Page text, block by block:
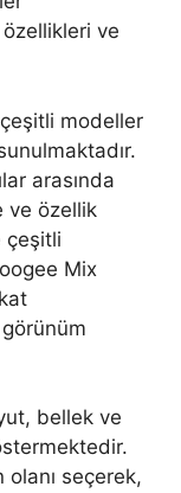
ve
çeşitli modeller
arasında
ve özellik
çeşitli
Mix
bellek ve
olanı seçerek,